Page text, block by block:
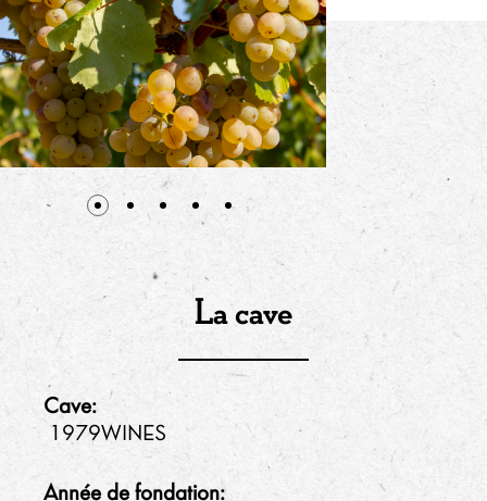
La cave
Cave:
1979WINES
Année de fondation: